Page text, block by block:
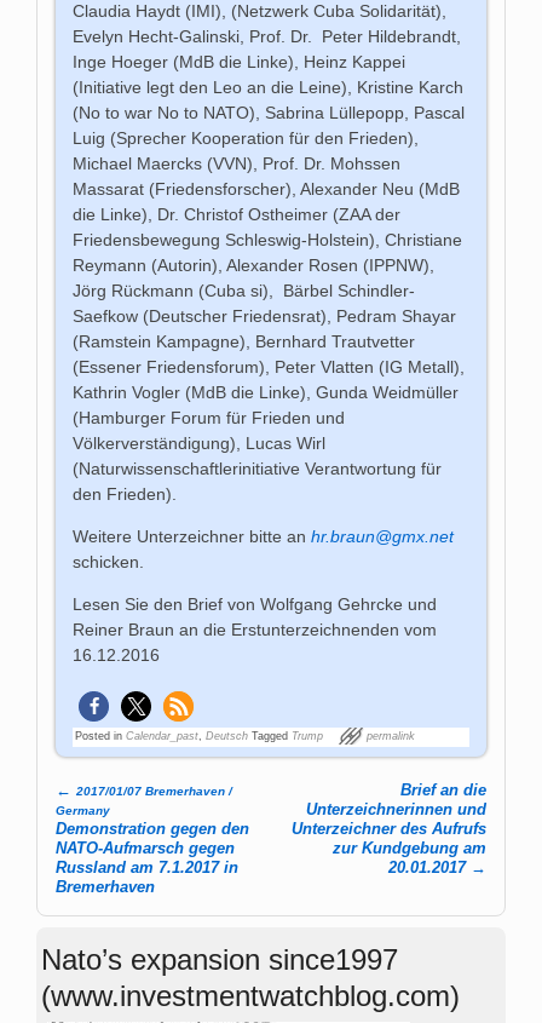
Claudia Haydt (IMI), (Netzwerk Cuba Solidarität),
Evelyn Hecht-Galinski, Prof. Dr. Peter Hildebrandt,
Inge Hoeger (MdB die Linke), Heinz Kappei
(Initiative legt den Leo an die Leine), Kristine Karch
(No to war No to NATO), Sabrina Lüllepopp, Pascal
Luig (Sprecher Kooperation für den Frieden),
Michael Maercks (VVN), Prof. Dr. Mohssen
Massarat (Friedensforscher), Alexander Neu (MdB
die Linke), Dr. Christof Ostheimer (ZAA der
Friedensbewegung Schleswig-Holstein), Christiane
Reymann (Autorin), Alexander Rosen (IPPNW),
Jörg Rückmann (Cuba si), Bärbel Schindler-
Saefkow (Deutscher Friedensrat), Pedram Shayar
(Ramstein Kampagne), Bernhard Trautvetter
(Essener Friedensforum), Peter Vlatten (IG Metall),
Kathrin Vogler (MdB die Linke), Gunda Weidmüller
(Hamburger Forum für Frieden und
Völkerverständigung), Lucas Wirl
(Naturwissenschaftlerinitiative Verantwortung für
den Frieden).
Weitere Unterzeichner bitte anhr.braun@gmx.net
schicken.
Lesen Sie den Brief von Wolfgang Gehrcke und
Reiner Braun an die Erstunterzeichnenden vom
16.12.2016
Posted in Calendar_past,Deutsch Tagged Trump permalink
Post navigation
← 2017/01/07 Bremerhaven /
Germany
Demonstration gegen den
NATO-Aufmarsch gegen
Russland am 7.1.2017 in
Bremerhaven
Brief an die
Unterzeichnerinnen und
Unterzeichner des Aufrufs
zur Kundgebung am
20.01.2017 →
Nato’s expansion since1997
(www.investmentwatchblog.com)